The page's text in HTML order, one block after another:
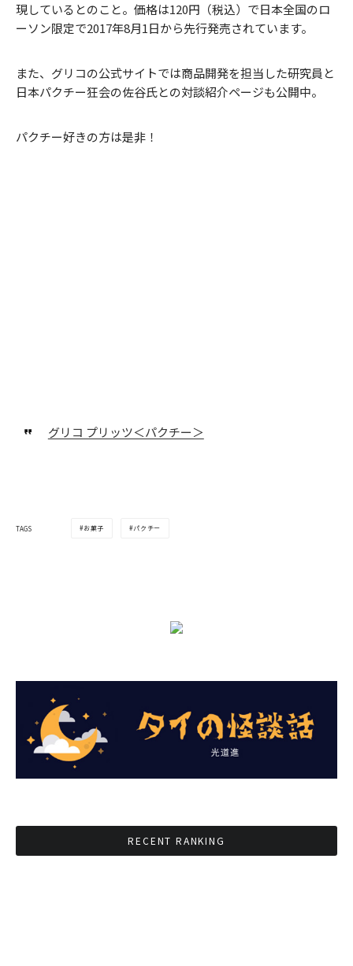
現しているとのこと。価格は120円（税込）で日本全国のロ
ーソン限定で2017年8月1日から先行発売されています。
また、グリコの公式サイトでは商品開発を担当した研究員と
日本パクチー狂会の佐谷氏との対談紹介ページも公開中。
パクチー好きの方は是非！
グリコ プリッツ＜パクチー＞
TAGS お菓子 パクチー
RECENT RANKING